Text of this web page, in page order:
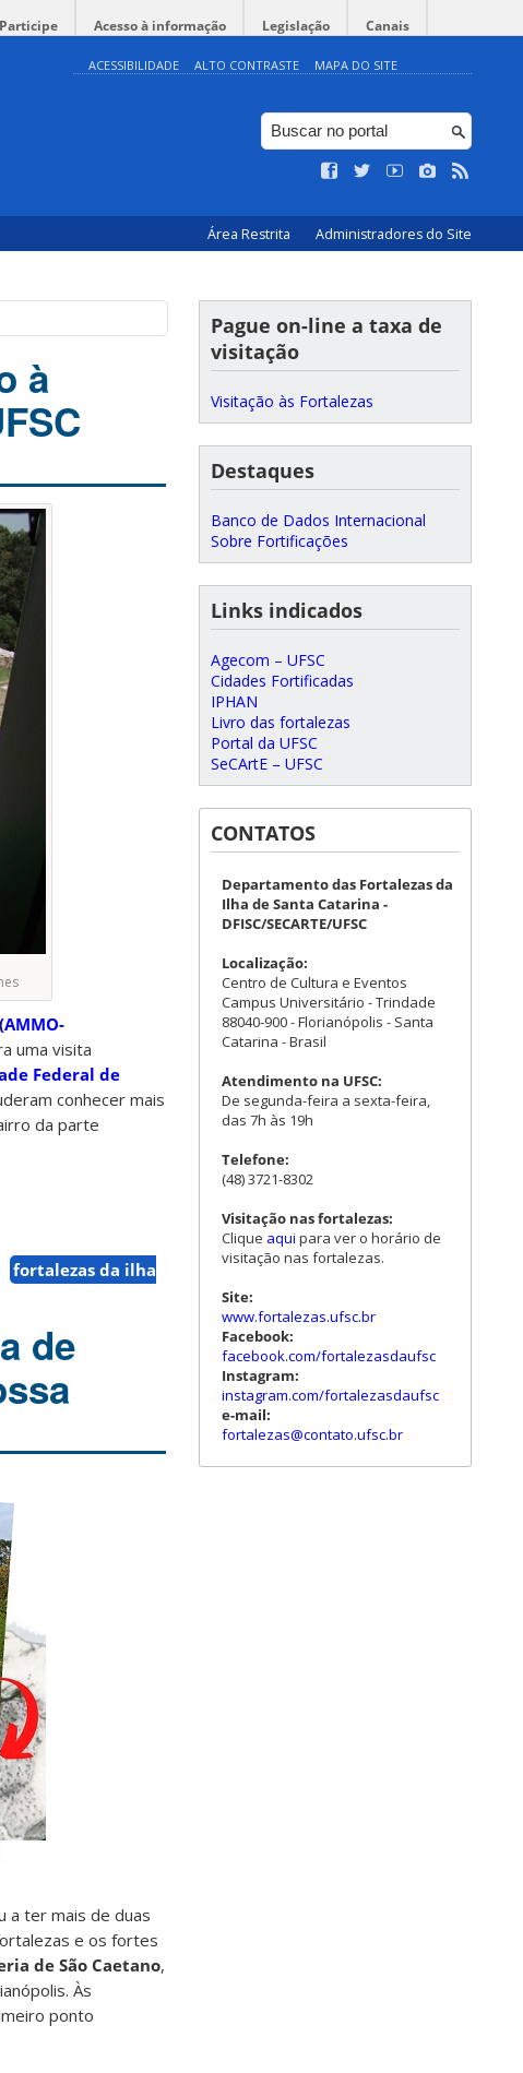
Participe Acesso à informação Legislação Canais
ACESSIBILIDADE ALTO CONTRASTE MAPA DO SITE
Área Restrita Administradores do Site
à
uma visita
Federal de
conhecer mais
da parte
fortalezas da ilha
de
a ter mais de duas
e os fortes
de São Caetano,
Às
ponto
Pague on-line a taxa de
visitação
Visitação às Fortalezas
Destaques
Banco de Dados Internacional
Sobre Fortificações
Links indicados
Agecom – UFSC
Cidades Fortificadas
IPHAN
Livro das fortalezas
Portal da UFSC
SeCArtE – UFSC
CONTATOS
Departamento das Fortalezas da
Ilha de Santa Catarina -
DFISC/SECARTE/UFSC
Localização:
Centro de Cultura e Eventos
Campus Universitário - Trindade
88040-900 - Florianópolis - Santa
Catarina - Brasil
Atendimento na UFSC:
De segunda-feira a sexta-feira,
das 7h às 19h
Telefone:
(48) 3721-8302
Visitação nas fortalezas:
Clique aqui para ver o horário de
visitação nas fortalezas.
Site:
www.fortalezas.ufsc.br
Facebook:
facebook.com/fortalezasdaufsc
Instagram:
instagram.com/fortalezasdaufsc
e-mail:
fortalezas@contato.ufsc.br